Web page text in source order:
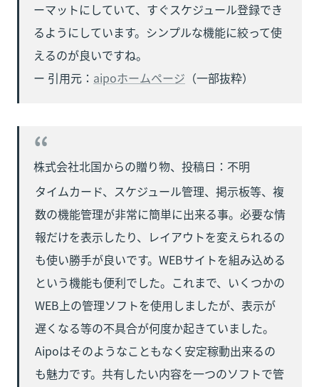
ーマットにしていて、すぐスケジュール登録でき
るようにしています。シンプルな機能に絞って使
えるのが良いですね。
ー 引用元： aipoホームページ （一部抜粋）
株式会社北国からの贈り物、投稿日：不明
タイムカード、スケジュール管理、掲示板等、複
数の機能管理が非常に簡単に出来る事。必要な情
報だけを表示したり、レイアウトを変えられるの
も使い勝手が良いです。WEBサイトを組み込める
という機能も便利でした。これまで、いくつかの
WEB上の管理ソフトを使用しましたが、表示が
遅くなる等の不具合が何度か起きていました。
Aipoはそのようなこともなく安定稼動出来るの
も魅力です。共有したい内容を一つのソフトで管